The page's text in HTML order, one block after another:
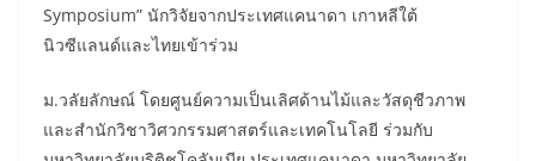
Symposium” นักวิจัยจากประเทศแคนาดา เกาหลีใต้
นิวซีแลนด์และไทยเข้าร่วม
ม.วลัยลักษณ์ โดยศูนย์ความเป็นเลิศด้านไม้และวัสดุชีวภาพ
และสำนักวิชาวิศวกรรมศาสตร์และเทคโนโลยี ร่วมกับ